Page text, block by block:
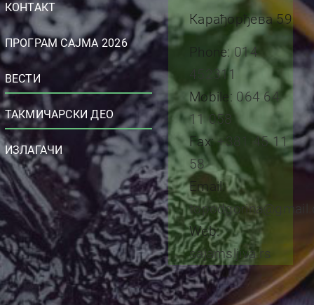
КОНТАКТ
ПРОГРАМ САЈМА 2026
ВЕСТИ
ТАКМИЧАРСКИ ДЕО
ИЗЛАГАЧИ
Карађорђева 59
Phone:014
452311
Mobile: 064 64
11 058
Fax:+381 45 11
58
Email:
Web:
sajamsljiva.rs